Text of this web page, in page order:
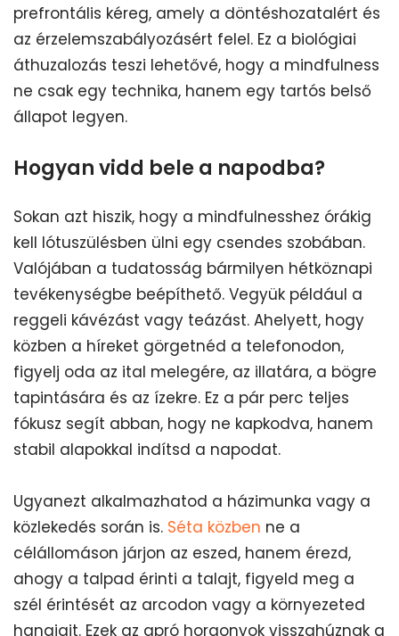
prefrontális kéreg, amely a döntéshozatalért és
az érzelemszabályozásért felel. Ez a biológiai
áthuzalozás teszi lehetővé, hogy a mindfulness
ne csak egy technika, hanem egy tartós belső
állapot legyen.
Hogyan vidd bele a napodba?
Sokan azt hiszik, hogy a mindfulnesshez órákig
kell lótuszülésben ülni egy csendes szobában.
Valójában a tudatosság bármilyen hétköznapi
tevékenységbe beépíthető. Vegyük például a
reggeli kávézást vagy teázást. Ahelyett, hogy
közben a híreket görgetnéd a telefonodon,
figyelj oda az ital melegére, az illatára, a bögre
tapintására és az ízekre. Ez a pár perc teljes
fókusz segít abban, hogy ne kapkodva, hanem
stabil alapokkal indítsd a napodat.
Ugyanezt alkalmazhatod a házimunka vagy a
közlekedés során is. Séta közben ne a
célállomáson járjon az eszed, hanem érezd,
ahogy a talpad érinti a talajt, figyeld meg a
szél érintését az arcodon vagy a környezeted
hangjait. Ezek az apró horgonyok visszahúznak a